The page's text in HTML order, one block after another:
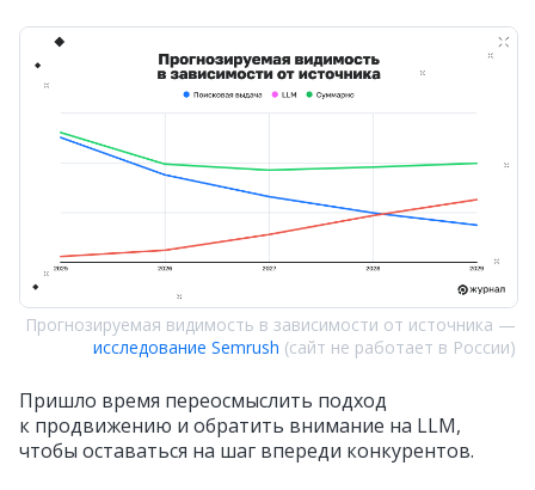
Прогнозируемая видимость в зависимости от источника —
исследование Semrush (сайт не работает в России)
Пришло время переосмыслить подход
к продвижению и обратить внимание на LLM,
чтобы оставаться на шаг впереди конкурентов.